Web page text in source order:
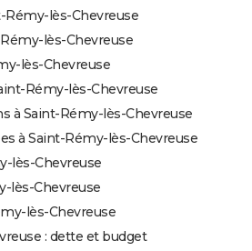
Rémy-lès-Chevreuse
lès-Chevreuse
lès-Chevreuse
Rémy-lès-Chevreuse
à Saint-Rémy-lès-Chevreuse
à Saint-Rémy-lès-Chevreuse
lès-Chevreuse
lès-Chevreuse
lès-Chevreuse
: dette et budget